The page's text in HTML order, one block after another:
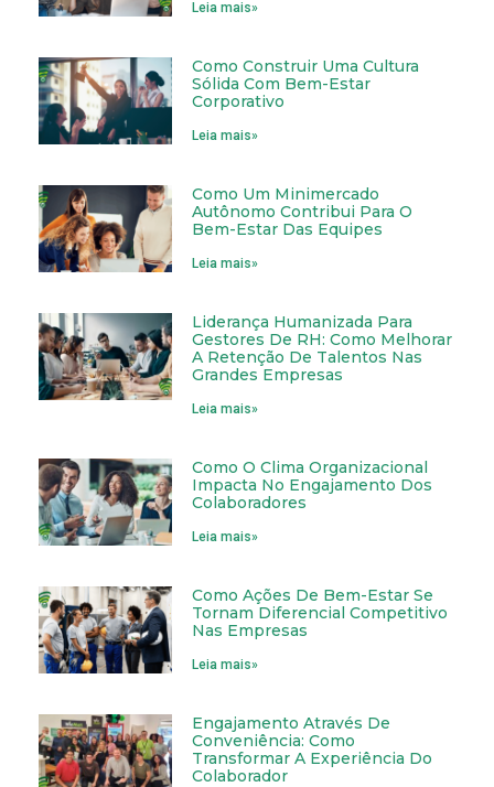
Leia mais»
Como Construir Uma Cultura
Sólida Com Bem-Estar
Corporativo
Leia mais»
Como Um Minimercado
Autônomo Contribui Para O
Bem-Estar Das Equipes
Leia mais»
Liderança Humanizada Para
Gestores De RH: Como Melhorar
A Retenção De Talentos Nas
Grandes Empresas
Leia mais»
Como O Clima Organizacional
Impacta No Engajamento Dos
Colaboradores
Leia mais»
Como Ações De Bem-Estar Se
Tornam Diferencial Competitivo
Nas Empresas
Leia mais»
Engajamento Através De
Conveniência: Como
Transformar A Experiência Do
Colaborador